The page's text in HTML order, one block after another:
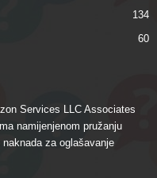
134
60
Services LLC Associates
namijenjenom pružanju
za oglašavanje